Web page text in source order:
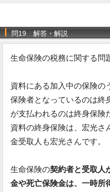
問19 解答・解説
生命保険の税務に関する問
資料にある加入中の保険の
保険者となっているのは終
が支払われるのは終身保険
資料の終身保険は、宏光さ
金受取人も宏光さんです。
生命保険の契約者と受取人
金や死亡保険金は、一時所